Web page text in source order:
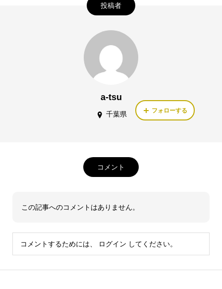
投稿者
a-tsu
千葉県 フォローする
コメント
この記事へのコメントはありません。
コメントするためには、 ログイン してください。